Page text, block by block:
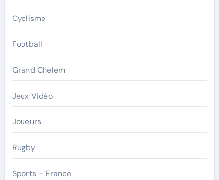
Cyclisme
Football
Grand Chelem
Jeux Vidéo
Joueurs
Rugby
Sports – France